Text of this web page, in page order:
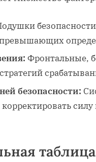
Фронтальные,
безопасности: